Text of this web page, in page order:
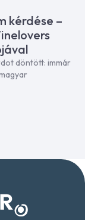
kérdése –
döntött: immár